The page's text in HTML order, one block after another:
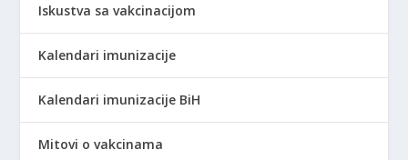
Iskustva sa vakcinacijom
Kalendari imunizacije
Kalendari imunizacije BiH
Mitovi o vakcinama